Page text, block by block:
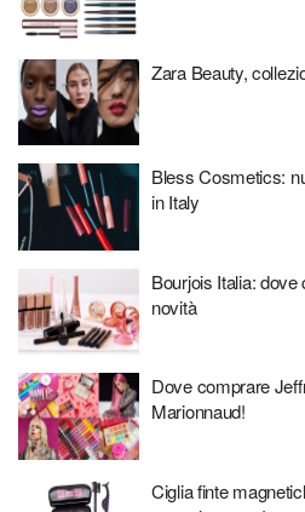
Zara Beauty,
Bless Cosmetics:
in Italy
Bourjois Italia:
novità
Dove comprare
Marionnaud!
Ciglia finte